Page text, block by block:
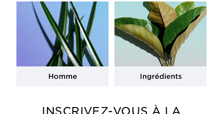
Homme Ingrédients
INSCRIVEZ-VOUS À LA